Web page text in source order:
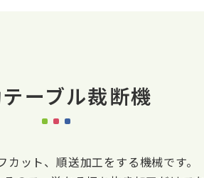
ーブル裁断機
カット、順送加工をする機械です。